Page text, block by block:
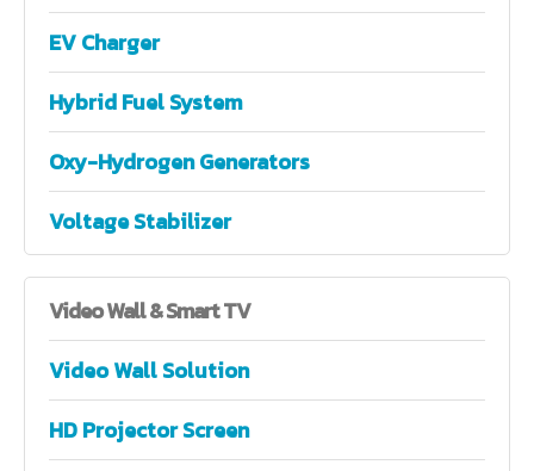
EV Charger
Hybrid Fuel System
Oxy-Hydrogen Generators
Voltage Stabilizer
VideoWall & Smart TV
Video Wall Solution
HD Projector Screen